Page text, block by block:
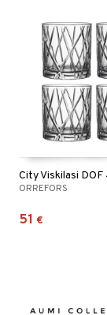
ORREFORS
51 €